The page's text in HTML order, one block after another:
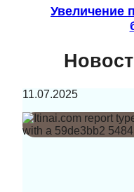
Увеличение
11.07.2025